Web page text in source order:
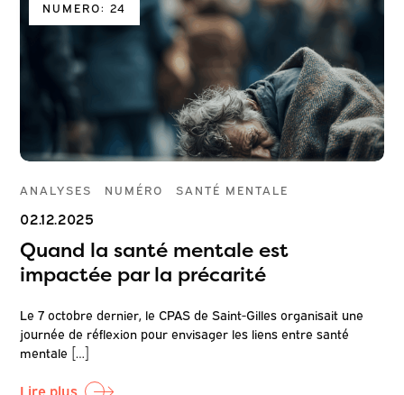
NUMERO: 24
ANALYSES NUMÉRO SANTÉ MENTALE
02.12.2025
Quand la santé mentale est
impactée par la précarité
Le 7 octobre dernier, le CPAS de Saint-Gilles organisait une
journée de réflexion pour envisager les liens entre santé
mentale […]
Lire plus